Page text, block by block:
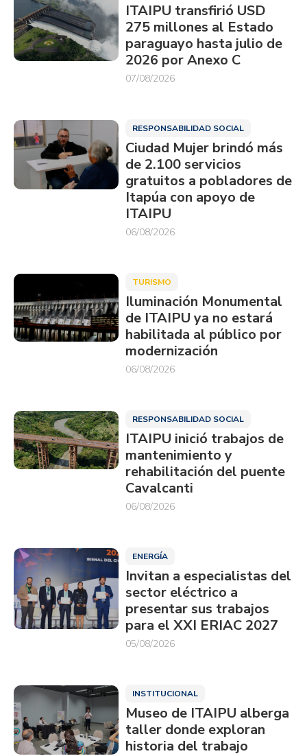
ITAIPU transfirió USD
275 millones al Estado
paraguayo hasta julio de
2026 por Anexo C
07/08/2026
RESPONSABILIDAD SOCIAL
Ciudad Mujer brindó más
de 2.100 servicios
gratuitos a pobladores de
Itapúa con apoyo de
ITAIPU
06/08/2026
TURISMO
Iluminación Monumental
de ITAIPU ya no estará
habilitada al público por
modernización
06/08/2026
RESPONSABILIDAD SOCIAL
ITAIPU inició trabajos de
mantenimiento y
rehabilitación del puente
Cavalcanti
06/08/2026
ENERGÍA
Invitan a especialistas del
sector eléctrico a
presentar sus trabajos
para el XXI ERIAC 2027
05/08/2026
INSTITUCIONAL
Museo de ITAIPU alberga
taller donde exploran
historia del trabajo